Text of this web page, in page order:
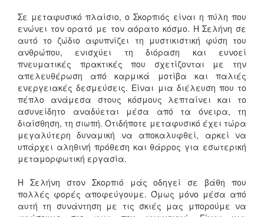
Σε μεταφυσικό πλαίσιο, ο Σκορπιός είναι η πύλη που
ενώνει τον ορατό με τον αόρατο κόσμο. Η Σελήνη σε
αυτό το ζώδιο αφυπνίζει τη μυστικιστική φύση του
ανθρώπου, ενισχύει τη διόραση και ευνοεί
πνευματικές πρακτικές που σχετίζονται με την
απελευθέρωση από καρμικά μοτίβα και παλιές
ενεργειακές δεσμεύσεις. Είναι μια διέλευση που το
πέπλο ανάμεσα στους κόσμους λεπταίνει και το
ασυνείδητο αναδύεται μέσα από τα όνειρα, τη
διαίσθηση, τη σιωπή. Οτιδήποτε μεταφυσικό έχει τώρα
μεγαλύτερη δυναμική να αποκαλυφθεί, αρκεί να
υπάρχει αληθινή πρόθεση και θάρρος για εσωτερική
μεταμορφωτική εργασία.
Η Σελήνη στον Σκορπιό μάς οδηγεί σε βάθη που
πολλές φορές αποφεύγουμε. Όμως μόνο μέσα από
αυτή τη συνάντηση με τις σκιές μας μπορούμε να